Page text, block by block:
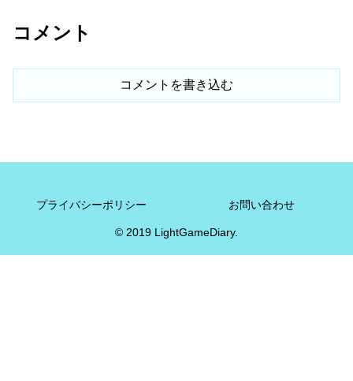
コメント
コメントを書き込む
プライバシーポリシー お問い合わせ
© 2019 LightGameDiary.